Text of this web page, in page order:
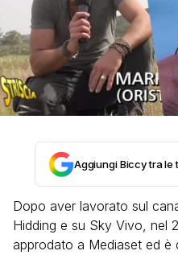
Aggiungi Biccy tra le
Dopo aver lavorato sul
Hidding e su Sky Vivo, nel
approdato a Mediaset ed è